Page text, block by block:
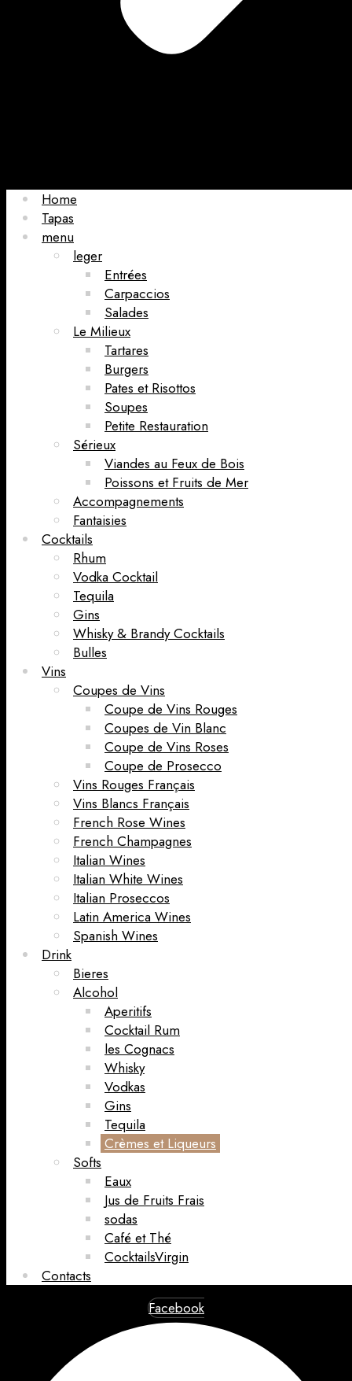
Home
Tapas
menu
leger
Entrées
Carpaccios
Salades
Le Milieux
Tartares
Burgers
Pates et Risottos
Soupes
Petite Restauration
Sérieux
Viandes au Feux de Bois
Poissons et Fruits de Mer
Accompagnements
Fantaisies
Cocktails
Rhum
Vodka Cocktail
Tequila
Gins
Whisky & Brandy Cocktails
Bulles
Vins
Coupes de Vins
Coupe de Vins Rouges
Coupes de Vin Blanc
Coupe de Vins Roses
Coupe de Prosecco
Vins Rouges Français
Vins Blancs Français
French Rose Wines
French Champagnes
Italian Wines
Italian White Wines
Italian Proseccos
Latin America Wines
Spanish Wines
Drink
Bieres
Alcohol
Aperitifs
Cocktail Rum
les Cognacs
Whisky
Vodkas
Gins
Tequila
Crèmes et Liqueurs
Softs
Eaux
Jus de Fruits Frais
sodas
Café et Thé
CocktailsVirgin​
Contacts
Facebook